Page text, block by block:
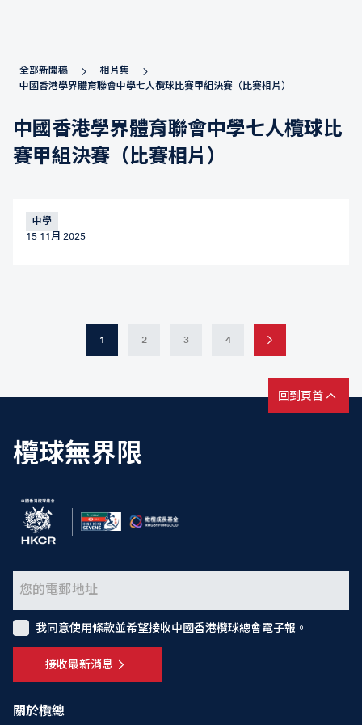
全部新聞稿
相片集
中國香港學界體育聯會中學七人欖球比賽甲組決賽（比賽相片）
中國香港學界體育聯會中學七人欖球比
賽甲組決賽（比賽相片）
中學
15 11月 2025
1 2 3 4
回到頁首
欖球無界限
關於欖總
接收最新消息
我同意使用條款並希望接收中國香港欖球總會電子報。